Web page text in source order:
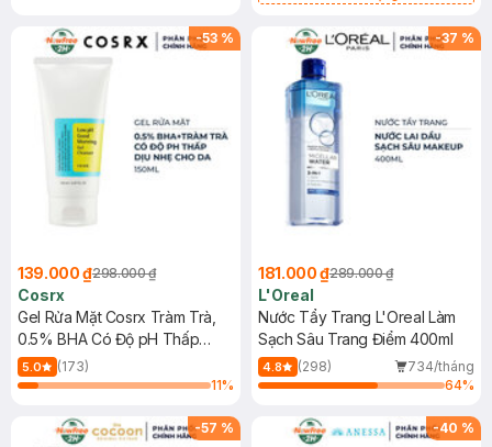
-53 %
139.000 ₫298.000 ₫
Cosrx
Gel Rửa Mặt Cosrx Tràm Trà,
0.5% BHA Có Độ pH Thấp
150ml
5.0
(173)
11%
-37 %
181.000 ₫289.000 ₫
L'Oreal
Nước Tẩy Trang L'Oreal Làm
Sạch Sâu Trang Điểm 400ml
4.8 (298)
734/tháng
64%
-57 % -40 %